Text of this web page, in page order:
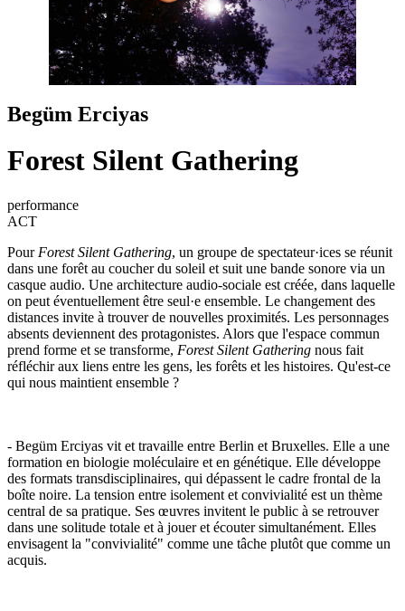
1/5
Begüm Erciyas
Forest Silent Gathering
performance
ACT
Pour Forest Silent Gathering, un groupe de spectateur·ices se réunit
dans une forêt au coucher du soleil et suit une bande sonore via un
casque audio. Une architecture audio-sociale est créée, dans laquelle
on peut éventuellement être seul·e ensemble. Le changement des
distances invite à trouver de nouvelles proximités. Les personnages
absents deviennent des protagonistes. Alors que l'espace commun
prend forme et se transforme, Forest Silent Gathering nous fait
réfléchir aux liens entre les gens, les forêts et les histoires. Qu'est-ce
qui nous maintient ensemble ?
- Begüm Erciyas vit et travaille entre Berlin et Bruxelles. Elle a une
formation en biologie moléculaire et en génétique. Elle développe
des formats transdisciplinaires, qui dépassent le cadre frontal de la
boîte noire. La tension entre isolement et convivialité est un thème
central de sa pratique. Ses œuvres invitent le public à se retrouver
dans une solitude totale et à jouer et écouter simultanément. Elles
envisagent la "convivialité" comme une tâche plutôt que comme un
acquis.